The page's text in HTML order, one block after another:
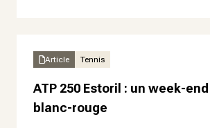
Article Tennis
ATP 250 Estoril : un week-
blanc-rouge